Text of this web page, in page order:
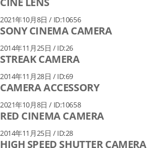
2021年10月8日 / ID:10656
SONY CINEMA CAMERA
2014年11月25日 / ID:26
STREAK CAMERA
2014年11月28日 / ID:69
CAMERA ACCESSORY
2021年10月8日 / ID:10658
RED CINEMA CAMERA
2014年11月25日 / ID:28
HIGH SPEED SHUTTER CAMERA